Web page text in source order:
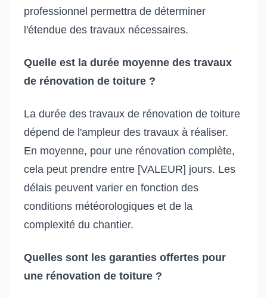
professionnel permettra de déterminer
l'étendue des travaux nécessaires.
Quelle est la durée moyenne des travaux
de rénovation de toiture ?
La durée des travaux de rénovation de toiture
dépend de l'ampleur des travaux à réaliser.
En moyenne, pour une rénovation complète,
cela peut prendre entre [VALEUR] jours. Les
délais peuvent varier en fonction des
conditions météorologiques et de la
complexité du chantier.
Quelles sont les garanties offertes pour
une rénovation de toiture ?